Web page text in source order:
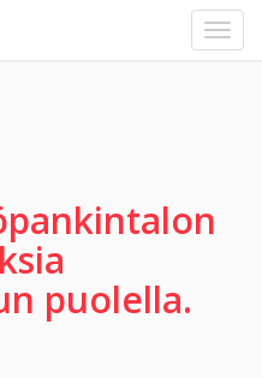
puolella.